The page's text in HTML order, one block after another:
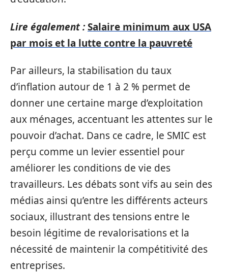
Lire également :Salaire minimum aux USA
par mois et la lutte contre la pauvreté
Par ailleurs, la stabilisation du taux
d’inflation autour de 1 à 2 % permet de
donner une certaine marge d’exploitation
aux ménages, accentuant les attentes sur le
pouvoir d’achat. Dans ce cadre, le SMIC est
perçu comme un levier essentiel pour
améliorer les conditions de vie des
travailleurs. Les débats sont vifs au sein des
médias ainsi qu’entre les différents acteurs
sociaux, illustrant des tensions entre le
besoin légitime de revalorisations et la
nécessité de maintenir la compétitivité des
entreprises.